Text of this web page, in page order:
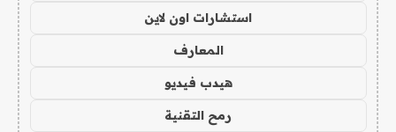
استشارات اون لاين
المعارف
هيدب فيديو
رمح التقنية